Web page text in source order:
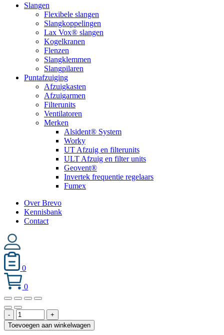
Slangen
Flexibele slangen
Slangkoppelingen
Lax Vox® slangen
Kogelkranen
Flenzen
Slangklemmen
Slangpilaren
Puntafzuiging
Afzuigkasten
Afzuigarmen
Filterunits
Ventilatoren
Merken
Alsident® System
Worky
UT Afzuig en filterunits
ULT Afzuig en filter units
Geovent®
Invertek frequentie regelaars
Fumex
Over Brevo
Kennisbank
Contact
0
0
-
Geovent
vloerstandaard
01-
+
Toevoegen aan winkelwagen